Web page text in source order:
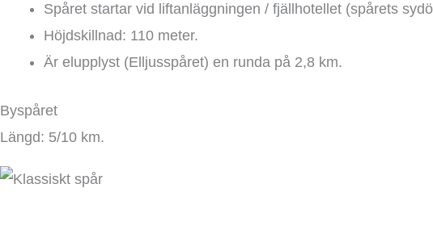
Spåret startar vid liftanläggningen / fjällhotellet (spårets
Höjdskillnad: 110 meter.
Är elupplyst (Elljusspåret) en runda på 2,8 km.
Byspåret
Längd: 5/10 km.